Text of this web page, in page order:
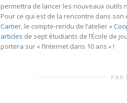
permettra de lancer les nouveaux outils
Pour ce qui est de la rencontre dans son
Cartier, le compte-rendu de l’atelier «
articles de sept étudiants de l’École de
portera sur « l’Internet dans 10 ans » !